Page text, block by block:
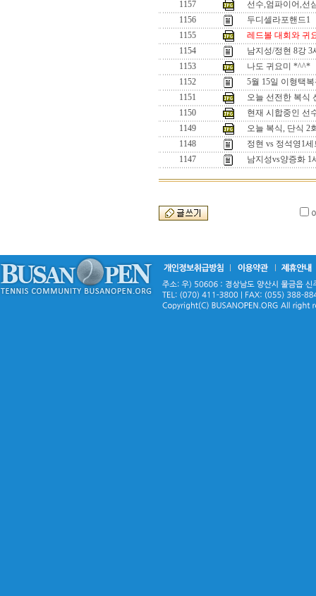
1157
선수,엄파이어,선
1156
두디셀라포핸드1
1155
레드볼 대회와 귀
1154
남지성/정현 8강 3
1153
나도 귀요미 *^^*
1152
5월 15일 이형택
1151
오늘 선전한 복식
1150
현재 시합중인 선
1149
오늘 복식, 단식 2
1148
정현 vs 정석영1
1147
남지성vs양증화 1